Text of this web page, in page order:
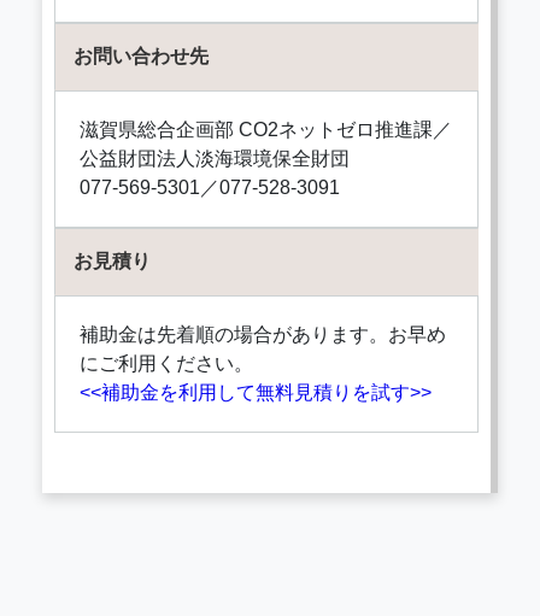
お問い合わせ先
滋賀県総合企画部 CO2ネットゼロ推進課／
公益財団法人淡海環境保全財団
077-569-5301／077-528-3091
お見積り
補助金は先着順の場合があります。お早め
にご利用ください。
<<補助金を利用して無料見積りを試す>>